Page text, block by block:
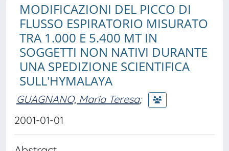
MODIFICAZIONI DEL PICCO DI
FLUSSO ESPIRATORIO MISURATO
TRA 1.000 E 5.400 MT IN
SOGGETTI NON NATIVI DURANTE
UNA SPEDIZIONE SCIENTIFICA
SULL'HYMALAYA
GUAGNANO, Maria Teresa;
2001-01-01